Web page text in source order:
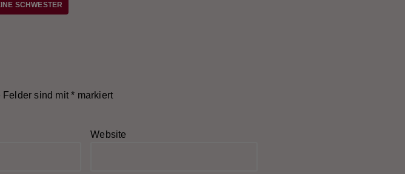
SCHWESTER
Felder sind mit* markiert
Website